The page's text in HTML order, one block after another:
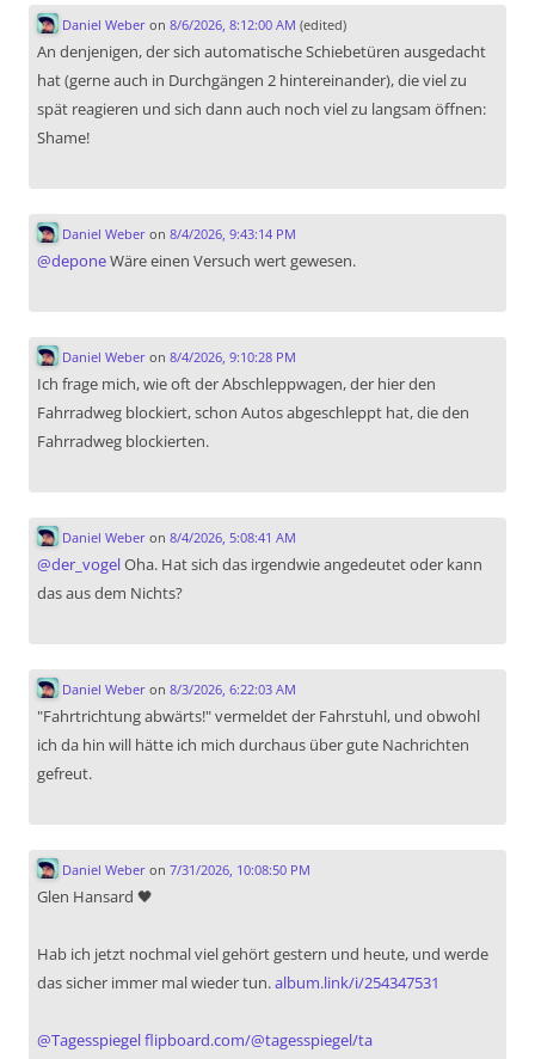
Daniel Weberon 8/6/2026, 8:12:00 AM (edited)
An denjenigen, der sich automatische Schiebetüren ausgedacht
hat (gerne auch in Durchgängen 2 hintereinander), die viel zu
spät reagieren und sich dann auch noch viel zu langsam öffnen:
Shame!
Daniel Weberon 8/4/2026, 9:43:14 PM
@deponeWäre einen Versuch wert gewesen.
Daniel Weberon 8/4/2026, 9:10:28 PM
Ich frage mich, wie oft der Abschleppwagen, der hier den
Fahrradweg blockiert, schon Autos abgeschleppt hat, die den
Fahrradweg blockierten.
Daniel Weberon 8/4/2026, 5:08:41 AM
@der_vogelOha. Hat sich das irgendwie angedeutet oder kann
das aus dem Nichts?
Daniel Weberon 8/3/2026, 6:22:03 AM
"Fahrtrichtung abwärts!" vermeldet der Fahrstuhl, und obwohl
ich da hin will hätte ich mich durchaus über gute Nachrichten
gefreut.
Daniel Weberon 7/31/2026, 10:08:50 PM
Glen Hansard 🖤
Hab ich jetzt nochmal viel gehört gestern und heute, und werde
das sicher immer mal wieder tun.album.link/i/254347531
@Tagesspiegelflipboard.com/@tagesspiegel/ta